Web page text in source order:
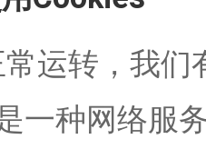
运转，我
一种网络服